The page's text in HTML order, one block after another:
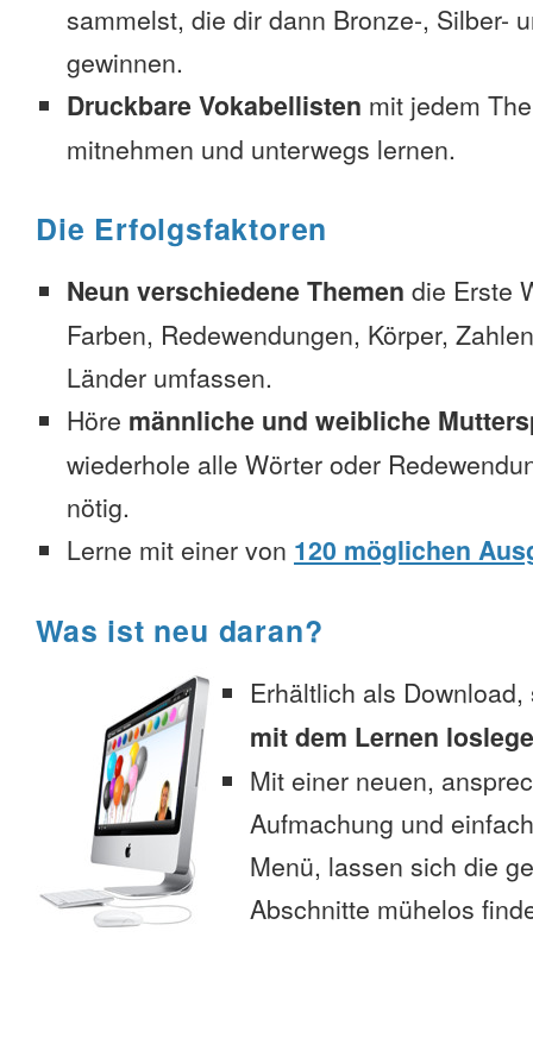
sammelst, die dir dann Bronze-, Silber-
gewinnen.
Druckbare Vokabellisten mit jedem
mitnehmen und unterwegs lernen.
Die Erfolgsfaktoren
Neun verschiedene Themen die Erste
Farben, Redewendungen, Körper,
Länder umfassen.
Höre männliche und weibliche
wiederhole alle Wörter oder
nötig.
Lerne mit einer von 120 möglichen
Was ist neu daran?
Erhältlich als
mit dem Lernen
Mit einer neuen,
Aufmachung und
Menü, lassen sich die
Abschnitte mühelos